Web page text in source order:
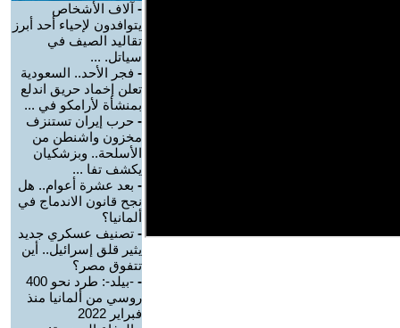
- آلاف الأشخاص
يتوافدون لإحياء أحد أبرز
تقاليد الصيف في
سياتل. ...
- فجر الأحد.. السعودية
تعلن إخماد حريق اندلع
بمنشأة لأرامكو في ...
- حرب إيران تستنزف
مخزون واشنطن من
الأسلحة.. وبزشكيان
يكشف تفا ...
- بعد عشرة أعوام.. هل
نجح قانون الاندماج في
ألمانيا؟
- تصنيف عسكري جديد
يثير قلق إسرائيل.. أين
تتفوق مصر؟
-
-بيلد-: طرد نحو 400
روسي من ألمانيا منذ
فبراير 2022